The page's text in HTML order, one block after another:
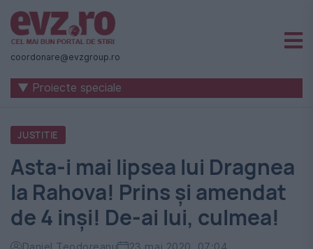
Știri
naționale
internaționale
România
-
Evenimentul
Zilei
coordonare@evzgroup.ro
▼ Proiecte speciale
JUSTITIE
Asta-i mai lipsea lui Dragnea
la Rahova! Prins şi amendat
de 4 inşi! De-ai lui, culmea!